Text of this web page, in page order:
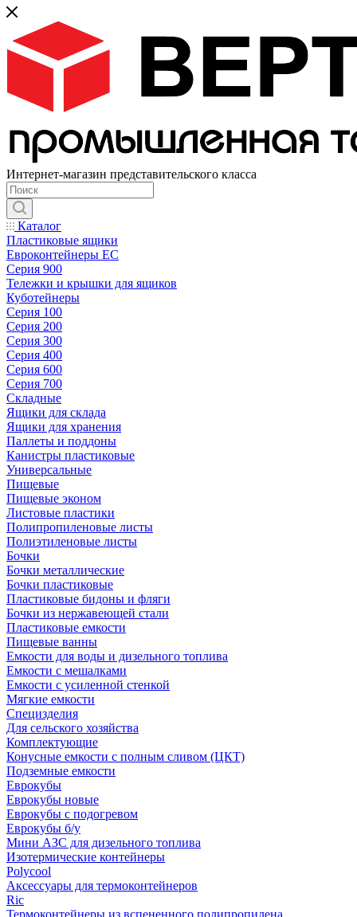
Интернет-магазин представительского класса
Каталог
Пластиковые ящики
Евроконтейнеры ЕС
Серия 900
Тележки и крышки для ящиков
Куботейнеры
Серия 100
Серия 200
Серия 300
Серия 400
Серия 600
Серия 700
Складные
Ящики для склада
Ящики для хранения
Паллеты и поддоны
Канистры пластиковые
Универсальные
Пищевые
Пищевые эконом
Листовые пластики
Полипропиленовые листы
Полиэтиленовые листы
Бочки
Бочки металлические
Бочки пластиковые
Пластиковые бидоны и фляги
Бочки из нержавеющей стали
Пластиковые емкости
Пищевые ванны
Емкости для воды и дизельного топлива
Емкости с мешалками
Емкости с усиленной стенкой
Мягкие емкости
Специзделия
Для сельского хозяйства
Комплектующие
Конусные емкости с полным сливом (ЦКТ)
Подземные емкости
Еврокубы
Еврокубы новые
Еврокубы с подогревом
Еврокубы б/у
Мини АЗС для дизельного топлива
Изотермические контейнеры
Polycool
Аксессуары для термоконтейнеров
Ric
Термоконтейнеры из вспененного полипропилена